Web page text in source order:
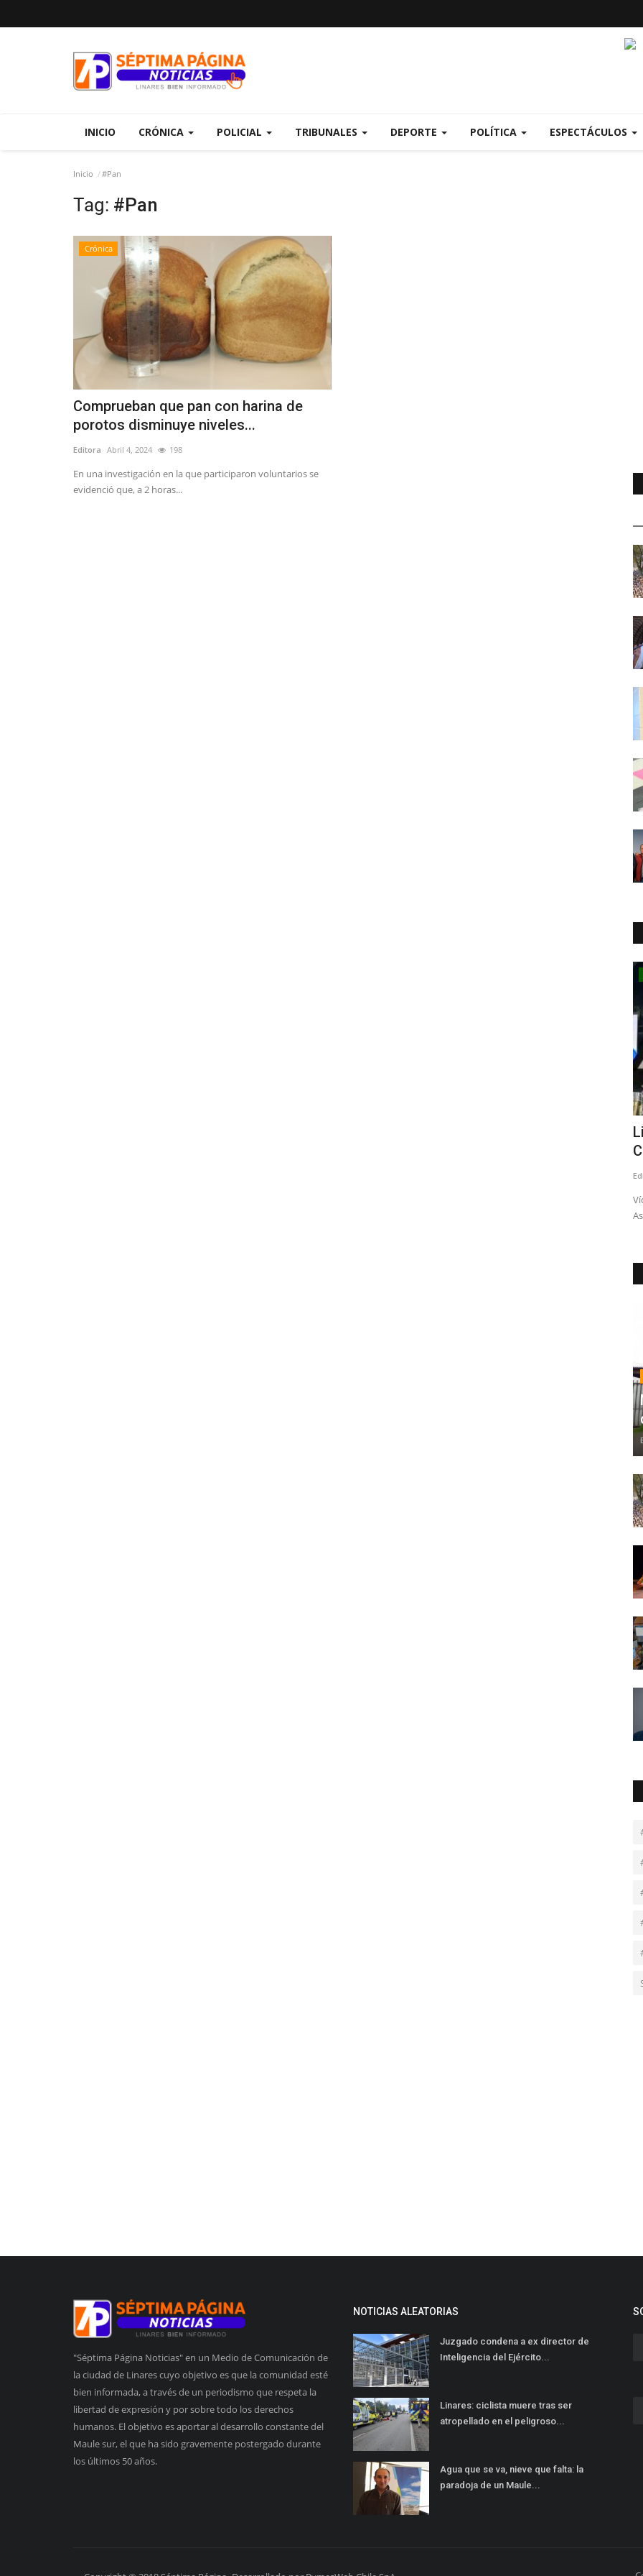
INICIO CRÓNICA POLICIAL TRIBUNALES DEPORTE POLÍTICA ESPECTÁCULOS
Inicio #Pan
Tag: #Pan
Crónica
Comprueban que pan con harina de
porotos disminuye niveles...
Editora Abril 4, 2024 198
En una investigación en la que participaron voluntarios se
evidenció que, a 2 horas...
"Séptima Página Noticias" en un Medio de Comunicación de
la ciudad de Linares cuyo objetivo es que la comunidad esté
bien informada, a través de un periodismo que respeta la
libertad de expresión y por sobre todo los derechos
humanos. El objetivo es aportar al desarrollo constante del
Maule sur, el que ha sido gravemente postergado durante
los últimos 50 años.
NOTICIAS ALEATORIAS
Juzgado condena a ex director de
Inteligencia del Ejército...
Linares: ciclista muere tras ser
atropellado en el peligroso...
Agua que se va, nieve que falta: la
paradoja de un Maule...